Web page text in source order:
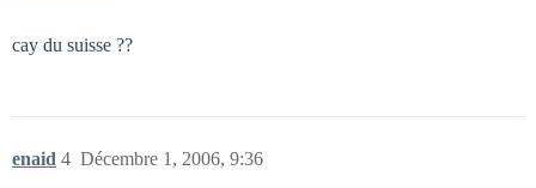
cay du suisse ??
enaid Décembre 1, 2006, 9:36
4